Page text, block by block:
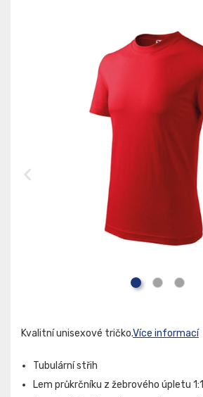
Kvalitní unisexové tričko.Více informací
Tubulární střih
Lem průkrčníku z žebrového úpletu 1:1